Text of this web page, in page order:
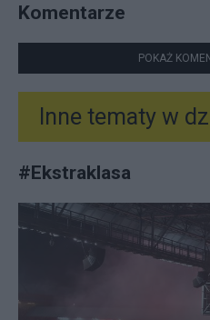
Komentarze
POKAŻ
Inne tematy w
#Ekstraklasa